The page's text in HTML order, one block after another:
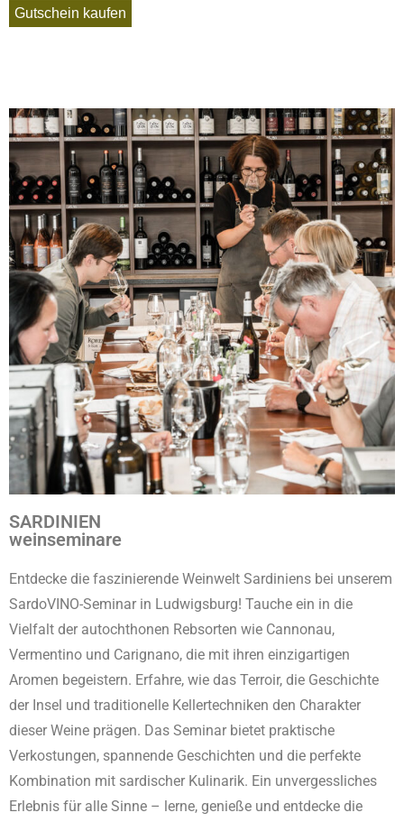
Gutschein kaufen
SARDINIEN
weinseminare
Entdecke die faszinierende Weinwelt Sardiniens bei unserem
SardoVINO-Seminar in Ludwigsburg! Tauche ein in die
Vielfalt der autochthonen Rebsorten wie Cannonau,
Vermentino und Carignano, die mit ihren einzigartigen
Aromen begeistern. Erfahre, wie das Terroir, die Geschichte
der Insel und traditionelle Kellertechniken den Charakter
dieser Weine prägen. Das Seminar bietet praktische
Verkostungen, spannende Geschichten und die perfekte
Kombination mit sardischer Kulinarik. Ein unvergessliches
Erlebnis für alle Sinne – lerne, genieße und entdecke die